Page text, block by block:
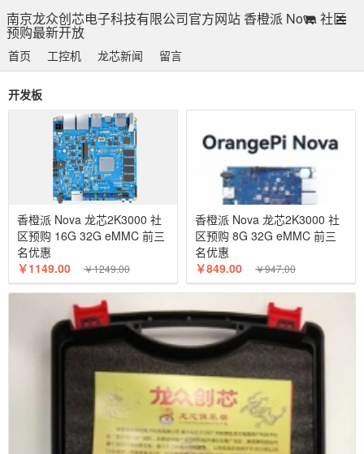
南京龙众创芯电子科技有限公司官方网站 香橙派 Nova 社区
预购最新开放
首页 工控机 龙芯新闻 留言
开发板
香橙派 Nova 龙芯2K3000 社
区预购 16G 32G eMMC 前三
名优惠
￥1149.00
￥1249.00
香橙派 Nova 龙芯2K3000 社
区预购 8G 32G eMMC 前三
名优惠
￥849.00
￥947.00